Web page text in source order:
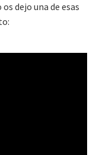
dejo una de esas